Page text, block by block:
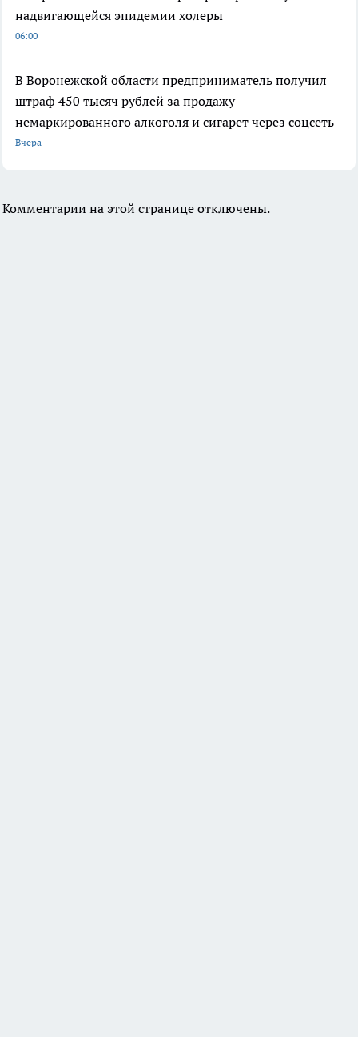
надвигающейся эпидемии холеры
06:00
В Воронежской области предприниматель получил
штраф 450 тысяч рублей за продажу
немаркированного алкоголя и сигарет через соцсеть
Вчера
Комментарии на этой странице отключены.